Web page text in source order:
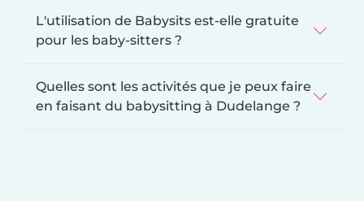
L'utilisation de Babysits est-elle gratuite
pour les baby-sitters ?
Quelles sont les activités que je peux faire
en faisant du babysitting à Dudelange ?